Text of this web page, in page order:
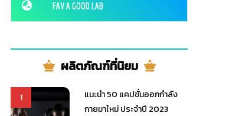
FAV A GOOD LAB
ผลิตภัณฑ์ที่นิยม
1
แนะนำ 50 แคปชั่นออกกำลัง
กายมาใหม่ ประจำปี 2023